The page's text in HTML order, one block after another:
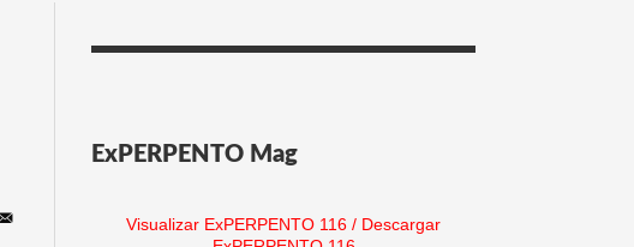
ExPERPENTO Mag
Visualizar ExPERPENTO 116 / Descargar